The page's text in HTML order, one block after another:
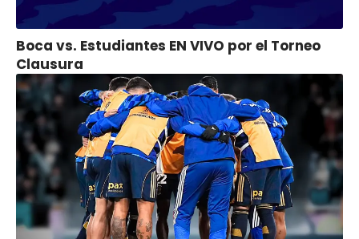
Boca vs. Estudiantes EN VIVO por el Torneo
Clausura